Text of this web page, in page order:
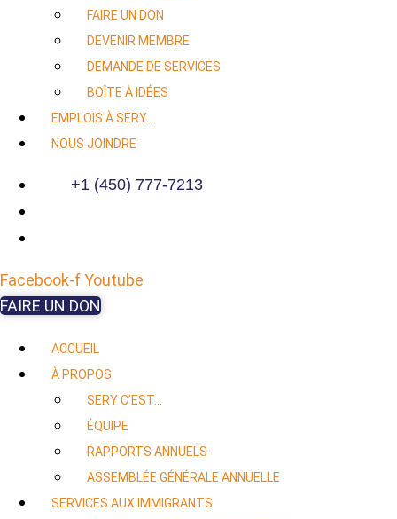
FAIRE UN DON
DEVENIR MEMBRE
DEMANDE DE SERVICES
BOÎTE À IDÉES
EMPLOIS À SERY…
NOUS JOINDRE
+1 (450) 777-7213
Facebook-fYoutube
FAIRE UN DON
ACCUEIL
À PROPOS
SERY C’EST…
ÉQUIPE
RAPPORTS ANNUELS
ASSEMBLÉE GÉNÉRALE ANNUELLE
SERVICES AUX IMMIGRANTS